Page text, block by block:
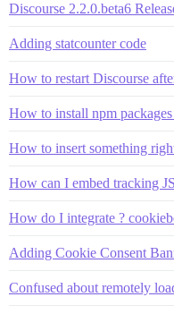
Discourse 2.2.0.beta6
Adding statcounter code
How to restart Discourse
How to install npm
How to insert something
How can I embed tracking
How do I integrate ?
Adding Cookie Consent
Confused about remotely